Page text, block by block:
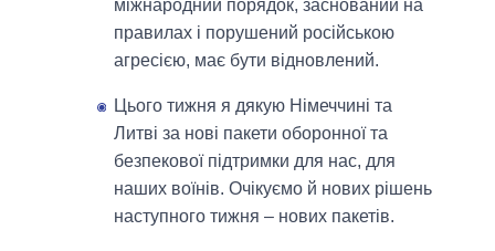
міжнародний порядок, заснований на
правилах і порушений російською
агресією, має бути відновлений.
Цього тижня я дякую Німеччині та
Литві за нові пакети оборонної та
безпекової підтримки для нас, для
наших воїнів. Очікуємо й нових рішень
наступного тижня – нових пакетів.